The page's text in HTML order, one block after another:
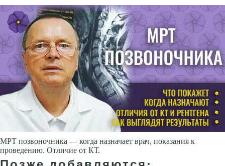
МРТ позвоночника — когда назначает врач, показания к
проведению. Отличие от КТ.